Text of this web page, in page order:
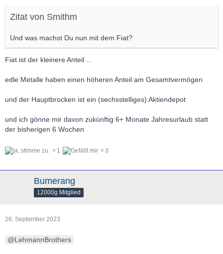
Zitat von Smithm
Und was machst Du nun mit dem Fiat?
Fiat ist der kleinere Anteil ...
edle Metalle haben einen höheren Anteil am Gesamtvermögen
und der Hauptbrocken ist ein (sechsstelliges) Aktiendepot
und ich gönne mir davon zukünftig 6+ Monate Jahresurlaub statt
der bisherigen 6 Wochen
1 3
Bumerang
12000g Mitglied
26. September 2023
LehmannBrothers